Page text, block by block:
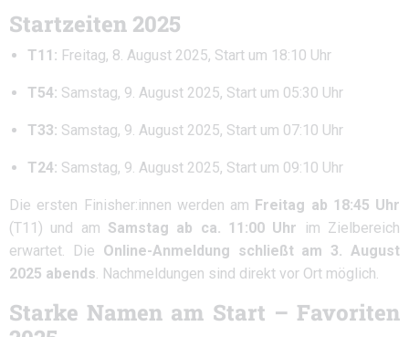
Startzeiten 2025
T11: Freitag, 8. August 2025, Start um 18:10 Uhr
T54: Samstag, 9. August 2025, Start um 05:30 Uhr
T33: Samstag, 9. August 2025, Start um 07:10 Uhr
T24: Samstag, 9. August 2025, Start um 09:10 Uhr
Die ersten Finisher:innen werden am Freitag ab 18:45 Uhr
(T11) und am Samstag ab ca. 11:00 Uhr im Zielbereich
erwartet. Die Online-Anmeldung schließt am 3. August
2025 abends. Nachmeldungen sind direkt vor Ort möglich.
Starke Namen am Start – Favoriten